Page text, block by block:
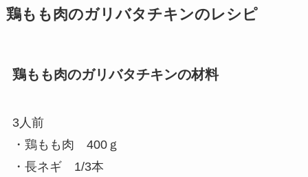
鶏もも肉のガリバタチキンのレシピ
鶏もも肉のガリバタチキンの材料
3人前
・鶏もも肉 400ｇ
・長ネギ 1/3本